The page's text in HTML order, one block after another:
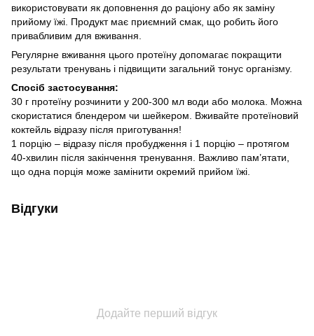
використовувати як доповнення до раціону або як заміну
прийому їжі. Продукт має приємний смак, що робить його
привабливим для вживання.
Регулярне вживання цього протеїну допомагає покращити
результати тренувань і підвищити загальний тонус організму.
Спосіб застосування:
30 г протеїну розчинити у 200-300 мл води або молока. Можна
скористатися блендером чи шейкером. Вживайте протеїновий
коктейль відразу після приготування!
1 порцію – відразу після пробудження і 1 порцію – протягом
40-хвилин після закінчення тренування. Важливо пам’ятати,
що одна порція може замінити окремий прийом їжі.
Відгуки
Додайте перший відгук